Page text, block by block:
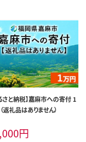
さと納税】嘉麻市への寄付 1
返礼品はありません）
円